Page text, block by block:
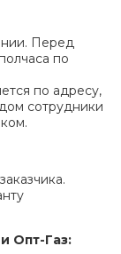
Перед
по
по адресу,
сотрудники
Опт-Газ: